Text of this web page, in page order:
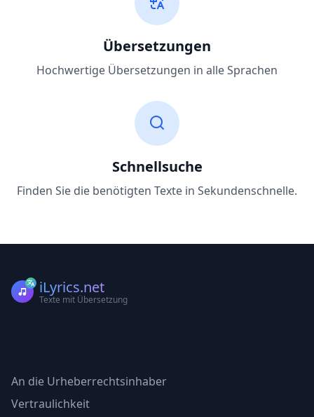
Übersetzungen
Hochwertige Übersetzungen in alle Sprachen
Schnellsuche
Finden Sie die benötigten Texte in Sekundenschnelle.
iLyrics.net
Texte mit Übersetzung
An die Urheberrechtsinhaber
Vertraulichkeit